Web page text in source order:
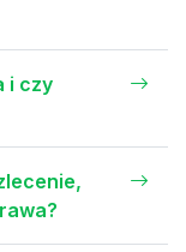
i czy